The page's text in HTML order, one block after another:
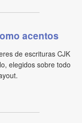
acentos
de escrituras CJK
elegidos sobre todo